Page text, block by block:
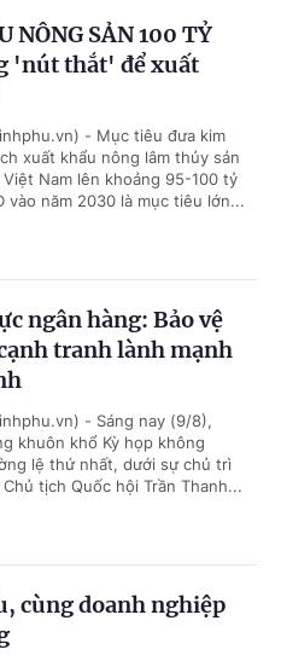
NÔNG SẢN 100 TỶ
'nút thắt' để xuất
- Mục tiêu đưa kim
xuất khẩu nông lâm thủy sản
Việt Nam lên khoảng 95-100 tỷ
vào năm 2030 là mục tiêu lớn...
ngân hàng: Bảo vệ
tranh lành mạnh
- Sáng nay (9/8),
khuôn khổ Kỳ họp không
lệ thứ nhất, dưới sự chủ trì
Chủ tịch Quốc hội Trần Thanh...
cùng doanh nghiệp